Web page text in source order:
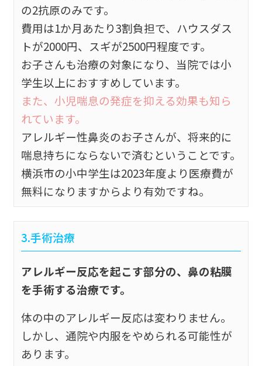
の2抗原のみです。
費用は1か月あたり3割負担で、ハウスダス
トが2000円、スギが2500円程度です。
お子さんも治療の対象になり、当院では小
学生以上におすすめしています。
また、小児喘息の発症を抑える効果も知ら
れています。
アレルギー性鼻炎のお子さんが、将来的に
喘息持ちにならないで済むということです。
横浜市の小中学生は2023年度より医療費が
無料になりますからより有効ですね。
3.手術治療
アレルギー反応を起こす部分の、鼻の粘膜
を手術する治療です。
体の中のアレルギー反応は変わりません。
しかし、通院や内服をやめられる可能性が
あります。